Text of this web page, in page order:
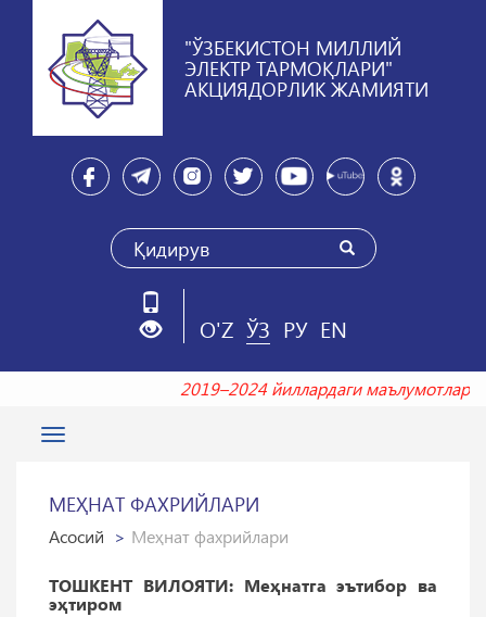
"ЎЗБЕКИСТОН МИЛЛИЙ
ЭЛЕКТР ТАРМОҚЛАРИ"
АКЦИЯДОРЛИК ЖАМИЯТИ
O'Z ЎЗ РУ EN
2019–2024 йиллардаги
Toggle
МЕҲНАТ ФАХРИЙЛАРИ
Асосий Меҳнат фахрийлари
ТОШКEНТ ВИЛОЯТИ: Меҳнатга эътибор ва
эҳтиром